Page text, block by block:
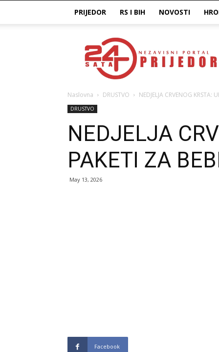
PRIJEDOR RS I BIH NOVOSTI
Prijedor24H
Naslovna DRUSTVO NEDJELJA CRVENOG KRSTA:
DRUSTVO
NEDJELJA
PAKETI ZA
May 13, 2026
Facebook